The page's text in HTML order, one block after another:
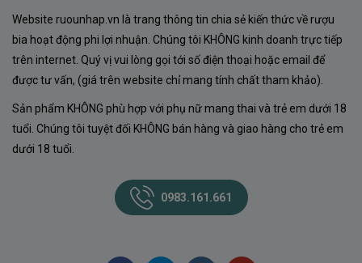
Website ruounhap.vn là trang thông tin chia sẻ kiến thức về rượu
bia hoạt động phi lợi nhuận. Chúng tôi KHÔNG kinh doanh trực tiếp
trên internet. Quý vị vui lòng gọi tới số điện thoại hoặc email để
được tư vấn, (giá trên website chỉ mang tính chất tham khảo).
Sản phẩm KHÔNG phù hợp với phụ nữ mang thai và trẻ em dưới 18
tuổi. Chúng tôi tuyệt đối KHÔNG bán hàng và giao hàng cho trẻ em
dưới 18 tuổi.
0983.161.661